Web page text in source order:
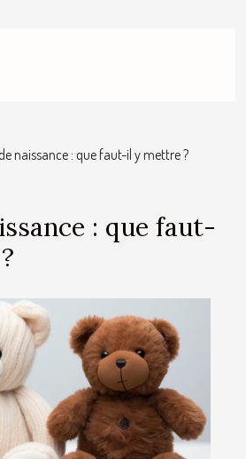
naissance : que faut-il y mettre ?
: que faut-